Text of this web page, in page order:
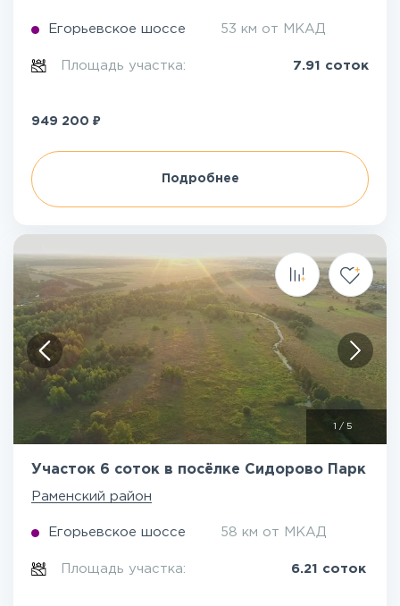
Егорьевское шоссе 53 км от МКАД
Площадь участка: 7.91 соток
949 200 ₽
Подробнее
/ 5
Участок 6 соток в посёлке Сидорово Парк
Раменский район
Егорьевское шоссе 58 км от МКАД
Площадь участка: 6.21 соток